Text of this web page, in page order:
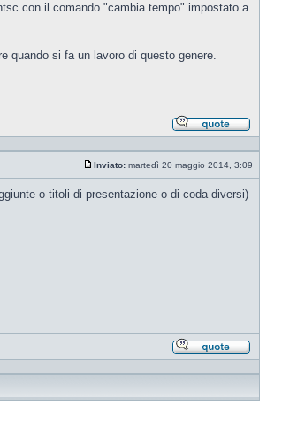
con il comando "cambia tempo" impostato a
quando si fa un lavoro di questo genere.
Inviato: martedì 20 maggio 2014, 3:09
o titoli di presentazione o di coda diversi)